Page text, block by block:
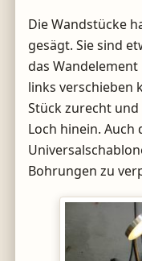
Die Wandstücke
gesägt. Sie sind
das
links verschieben
Stück zurecht
Loch hinein. Auch
Bohrungen zu